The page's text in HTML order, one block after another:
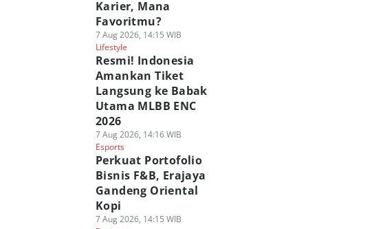
Karier, Mana
Favoritmu?
7 Aug 2026, 14:15 WIB
Lifestyle
Resmi! Indonesia
Amankan Tiket
Langsung ke Babak
Utama MLBB ENC
2026
7 Aug 2026, 14:16 WIB
Esports
Perkuat Portofolio
Bisnis F&B, Erajaya
Gandeng Oriental
Kopi
7 Aug 2026, 14:15 WIB